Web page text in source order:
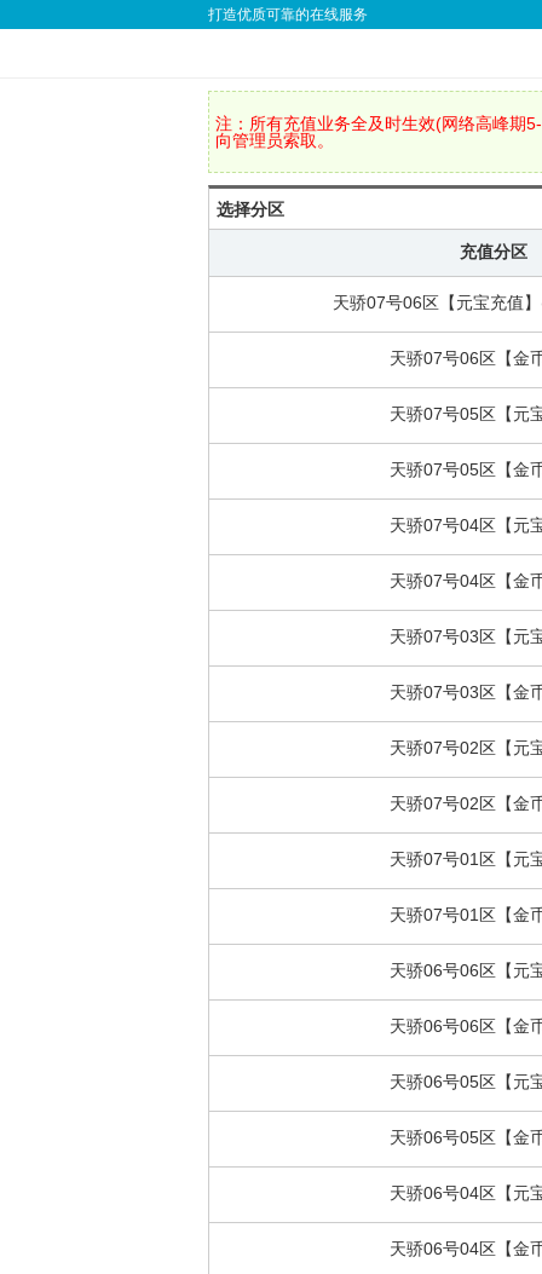
打造优质可靠的在线服务
注：所有充值业务全及时生效(网络高峰期
向管理员索取。
选择分区
充值分区
天骄07号06区【元宝充值
天骄07号06区【金
天骄07号05区【元
天骄07号05区【金
天骄07号04区【元
天骄07号04区【金
天骄07号03区【元
天骄07号03区【金
天骄07号02区【元
天骄07号02区【金
天骄07号01区【元
天骄07号01区【金
天骄06号06区【元
天骄06号06区【金
天骄06号05区【元
天骄06号05区【金
天骄06号04区【元
天骄06号04区【金